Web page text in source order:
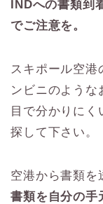
INDへの書類到
でご注意を。
スキポール空
ンビニのような
目で分かりに
探して下さい。
空港から書類を
書類を自分の手